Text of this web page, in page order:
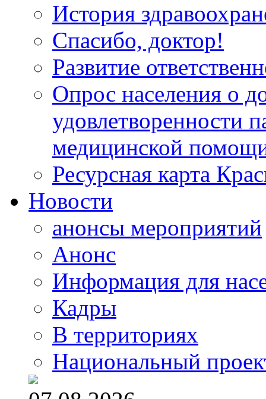
История
Спасибо, доктор!
Развитие
Опрос населения о
удовлетворенности
медицинской
Ресурсная карта
Новости
анонсы мероприятий
Анонс
Информация для
Кадры
В территориях
Национальный